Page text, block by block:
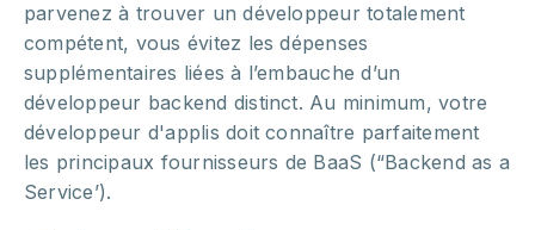
parvenez à trouver un développeur totalement
compétent, vous évitez les dépenses
supplémentaires liées à l’embauche d’un
développeur backend distinct. Au minimum, votre
développeur d'applis doit connaître parfaitement
les principaux fournisseurs de BaaS (“Backend as a
Service’).